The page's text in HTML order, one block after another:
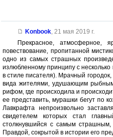
Konbook, 21 мая 2019 г.
Прекрасное,
повествование, пропитанной
одно из самых страшных
излюбленному принципу с
в стиле писателя). Мрачный
вида жителями, удушающим
рифом, где происходила и
ее представить, мурашки бегут по
Лавкрафта непроизвольно
свидетелем которых стал
столкнувшийся с самым
Правдой, сокрытой в истории его